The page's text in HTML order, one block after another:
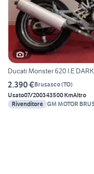
7
Ducati Monster 620 I.E DARK
2.390 €Brusasco(TO)
Usato07/200343500 KmAltro
Rivenditore GM MOTOR